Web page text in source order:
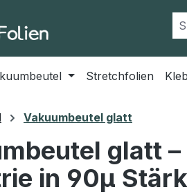
springen
Stretchfolien
Vakuumbeutel glatt
glatt
in 90µ